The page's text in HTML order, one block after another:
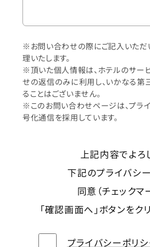
※お問い合わせの際にご記入いた
理いたします。
※頂いた個人情報は、ホテルのサー
せの返信のみに利用し、いかなる
ることはございません。
※このお問い合わせページは、プラ
号化通信を採用しています。
上記内容でよ
下記のプライバシ
同意（チェックマ
「確認画面へ」ボタンをク
プライバシーポリ